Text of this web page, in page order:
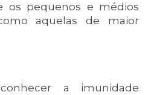
os pequenos e médios
aquelas de maior
a imunidade